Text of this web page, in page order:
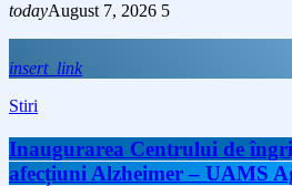
todayAugust 7, 2026 5
insert_link
Stiri
Inaugurarea Centrului de
afecțiuni Alzheimer – UAMS